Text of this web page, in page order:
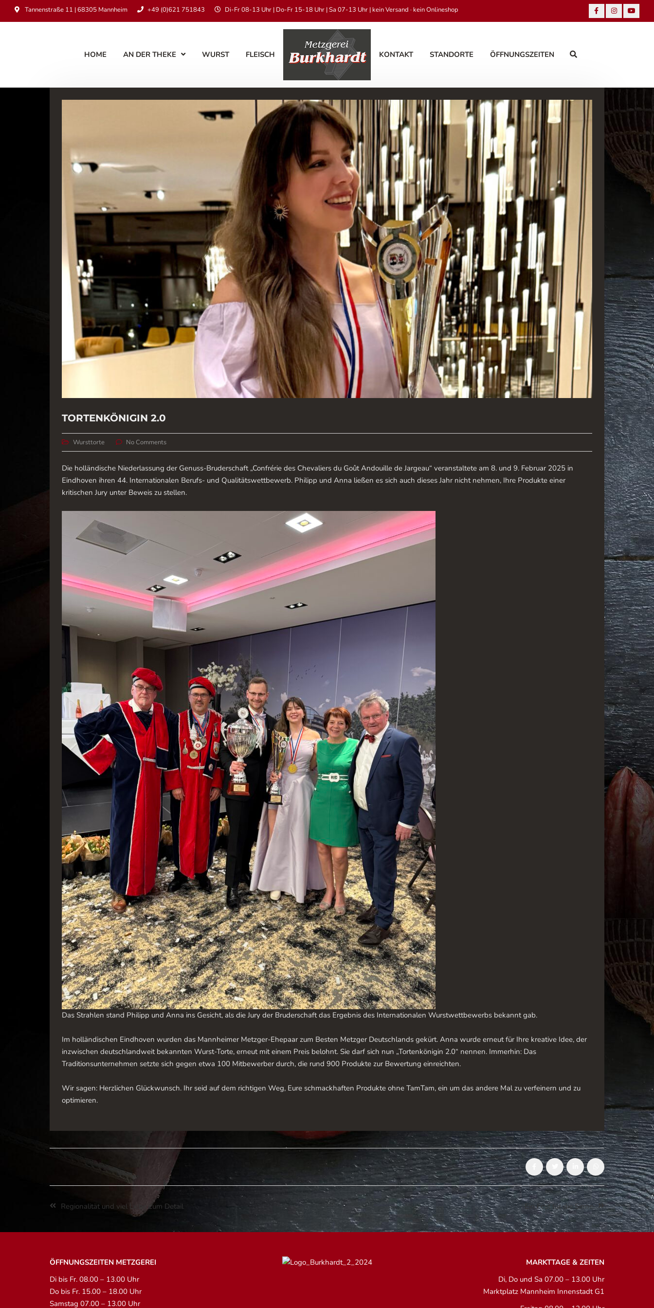
Tannenstraße 11 | 68305 Mannheim +49 (0)621 751843 Di-Fr 08-13 Uhr | Do-Fr 15-18 Uhr | Sa 07-13 Uhr | kein Versand · kein Onlineshop
HOME AN DER THEKE WURST FLEISCH KONTAKT STANDORTE ÖFFNUNGSZEITEN
TORTENKÖNIGIN 2.0
Wursttorte No Comments
Die holländische Niederlassung der Genuss-Bruderschaft „Confrérie des Chevaliers du Goût Andouille de Jargeau“ veranstaltete am 8. und 9. Februar 2025 in
Eindhoven ihren 44. Internationalen Berufs- und Qualitätswettbewerb. Philipp und Anna ließen es sich auch dieses Jahr nicht nehmen, Ihre Produkte einer
kritischen Jury unter Beweis zu stellen.
Das Strahlen stand Philipp und Anna ins Gesicht, als die Jury der Bruderschaft das Ergebnis des Internationalen Wurstwettbewerbs bekannt gab.
Im holländischen Eindhoven wurden das Mannheimer Metzger-Ehepaar zum Besten Metzger Deutschlands gekürt. Anna wurde erneut für Ihre kreative Idee, der
inzwischen deutschlandweit bekannten Wurst-Torte, erneut mit einem Preis belohnt. Sie darf sich nun „Tortenkönigin 2.0“ nennen. Immerhin: Das
Traditionsunternehmen setzte sich gegen etwa 100 Mitbewerber durch, die rund 900 Produkte zur Bewertung einreichten.
Wir sagen: Herzlichen Glückwunsch. Ihr seid auf dem richtigen Weg, Eure schmackhaften Produkte ohne TamTam, ein um das andere Mal zu verfeinern und zu
optimieren.
Regionalität und viel Liebe zum Detail Ein Fest für die Sinne
ÖFFNUNGSZEITEN METZGEREI
Di bis Fr. 08.00 – 13.00 Uhr
Do bis Fr. 15.00 – 18.00 Uhr
Samstag 07.00 – 13.00 Uhr
MARKTTAGE & ZEITEN
Di, Do und Sa 07.00 – 13.00 Uhr
Marktplatz Mannheim Innenstadt G1